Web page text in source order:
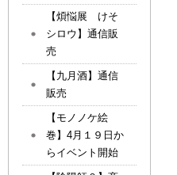
【煩悩展 けそ
シロウ】通信販
売
【九月酒】通信
販売
【モノノケ絵
巻】4月１９日か
らイベント開始